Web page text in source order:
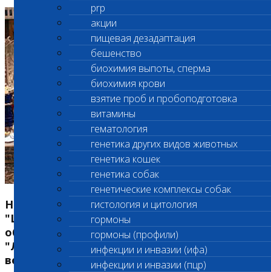
prp
акции
пищевая дезадаптация
бешенство
биохимия выпоты, сперма
биохимия крови
взятие проб и пробоподготовка
витамины
гематология
генетика других видов животных
генетика кошек
генетика собак
генетические комплексы собак
гистология и цитология
гормоны
гормоны (профили)
инфекции и инвазии (ифа)
инфекции и инвазии (пцр)
Независимая ветеринарная лаборатория
"Шанс Био" вручает престижную премию в
области ветеринарии в номинациях
"Лучший ветеринарный врач" и "Лучшая
ветеринарная клиника"